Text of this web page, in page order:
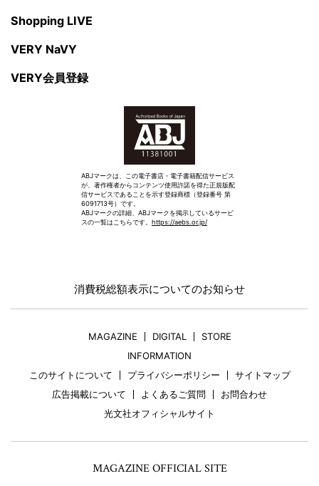
Shopping LIVE
VERY NaVY
VERY会員登録
ABJマークは、この電子書店・電子書籍配信サービス
が、著作権者からコンテンツ使用許諾を得た正規版配
信サービスであることを示す登録商標（登録番号 第
6091713号）です。
ABJマークの詳細、ABJマークを掲示しているサービ
スの一覧はこちらです。 https://aebs.or.jp/
消費税総額表示についてのお知らせ
MAGAZINE DIGITAL
STORE
INFORMATION
このサイトについて
プライバシーポリシー
サイトマップ
広告掲載について
よくあるご質問
お問合わせ
光文社オフィシャルサイト
MAGAZINE OFFICIAL SITE